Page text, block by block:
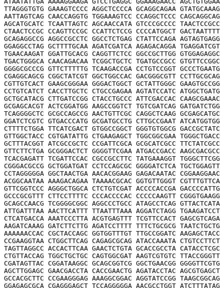
TTAGGGTGTG GAAAGTCCCC AGGCTCCCCA GCAGGCAGAA GTATGCAAAG
AATTAGTCAG CAACCAGGTG TGGAAAGTCC CCAGGCTCCC CAGCAGGCAG
AGCATGCATC TCAATTAGTC AGCAACCATA GTCCCGCCCC TAACTCCGCC
CTAACTCCGC CCAGTTCCGC CCATTCTCCG CCCCATGGCT
GCAGAGGCCG AGGCCGCCTC GGCCTCTGAG CTATTCCAGA
GGAGGCCTAG GCTTTTGCAA AGATCGATCA AGAGACAGGA TGAGGATCGT
TGAACAAGAT GGATTGCACG CAGGTTCTCC GGCCGCTTGG
TGACTGGGCA CAACAGACAA TCGGCTGCTC TGATGCCGCC GTGTTCCGGC
GGGGCGCCCG GTTCTTTTTG TCAAGACCGA CCTGTCCGGT GCCCTGAATG
CGAGGCAGCG CGGCTATCGT GGCTGGCCAC GACGGGCGTT CCTTGCGCAG
CGTTGTCACT GAAGCGGGAA GGGACTGGCT GCTATTGGGC GAAGTGCCGG
CCTGTCATCT CACCTTGCTC CTGCCGAGAA AGTATCCATC ATGGCTGATG
GCTGCATACG CTTGATCCGG CTACCTGCCC ATTCGACCAC CAAGCGAAAC
GCGAGCACGT ACTCGGATGG AAGCCGGTCT TGTCGATCAG GATGATCTGG
TCAGGGGCTC GCGCCAGCCG AACTGTTCGC CAGGCTCAAG GCGAGCATGC
GGATCTCGTC GTGACCCATG GCGATGCCTG CTTGCCGAAT ATCATGGTGG
CTTTTCTGGA TTCATCGACT GTGGCCGGCT GGGTGTGGCG GACCGCTATC
GTTGGCTACC CGTGATATTG CTGAAGAGCT TGGCGGCGAA TGGGCTGACC
GCTTTACGGT ATCGCCGCTC CCGATTCGCA GCGCATCGCC TTCTATCGCC
GTTCTTCTGA GCGGGACTCT GGGGTTCGAA ATGACCGACC AAGCGACGCC
TCACGAGATT TCGATTCCAC CGCCGCCTTC TATGAAAGGT
CGGGACGCCG GCTGGATGAT CCTCCAGCGC GGGGATCTCA TGCTGGAGTT
CCTAGGGGGA GGCTAACTGA AACACGGAAG GAGACAATAC CGGAAGGAAC
ACGGCAATAA AAAGACAGAA TAAAACGCAC GGTGTTGGGT CGTTTGTTCA
GTTCGGTCCC AGGGCTGGCA CTCTGTCGAT ACCCCACCGA GACCCCATTG
GCCCGCGTTT CTTCCTTTTC CCCACCCCAC CCCCCAAGTT CGGGTGAAGG
GCAGCCAACG TCGGGGCGGC AGGCCCTGCC ATAGCCTCAG
ATTGATTTAA AACTTCATTT TTAATTTAAA AGGATCTAGG TGAAGATCCT
CTCATGACCA AAATCCCTTA ACGTGAGTTT TCGTTCCACT GAGCGTCAGA
AAGATCAAAG GATCTTCTTG AGATCCTTTT TTTCTGCGCG TAATCTGCTG
AAAAAACCAC CGCTACCAGC GGTGGTTTGT TTGCCGGATC
CCGAAGGTAA CTGGCTTCAG CAGAGCGCAG ATACCAAATA CTGTCCTTCT
TAGTTAGGCC ACCACTTCAA GAACTCTGTA GCACCGCCTA CATACCTCGC
CTGTTACCAG TGGCTGCTGC CAGTGGCGAT AAGTCGTGTC TTACCGGGTT
CGATAGTTAC CGGATAAGGC GCAGCGGTCG GGCTGAACGG GGGGTTCGTG
AGCTTGGAGC GAACGACCTA CACCGAACTG AGATACCTAC AGCGTGAGCT
GCCACGCTTC CCGAAGGGAG AAAGGCGGAC AGGTATCCGG TAAGCGGCAG
GGAGAGCGCA CGAGGGAGCT TCCAGGGGGA AACGCCTGGT ATCTTTATAG